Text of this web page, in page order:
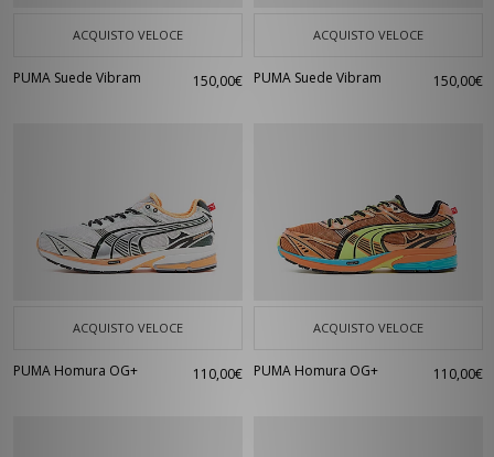
ACQUISTO VELOCE
PUMA Suede Vibram 150,00€
ACQUISTO VELOCE
PUMA Suede Vibram 150,00€
ACQUISTO VELOCE
PUMA Homura OG+ 110,00€
ACQUISTO VELOCE
PUMA Homura OG+ 110,00€